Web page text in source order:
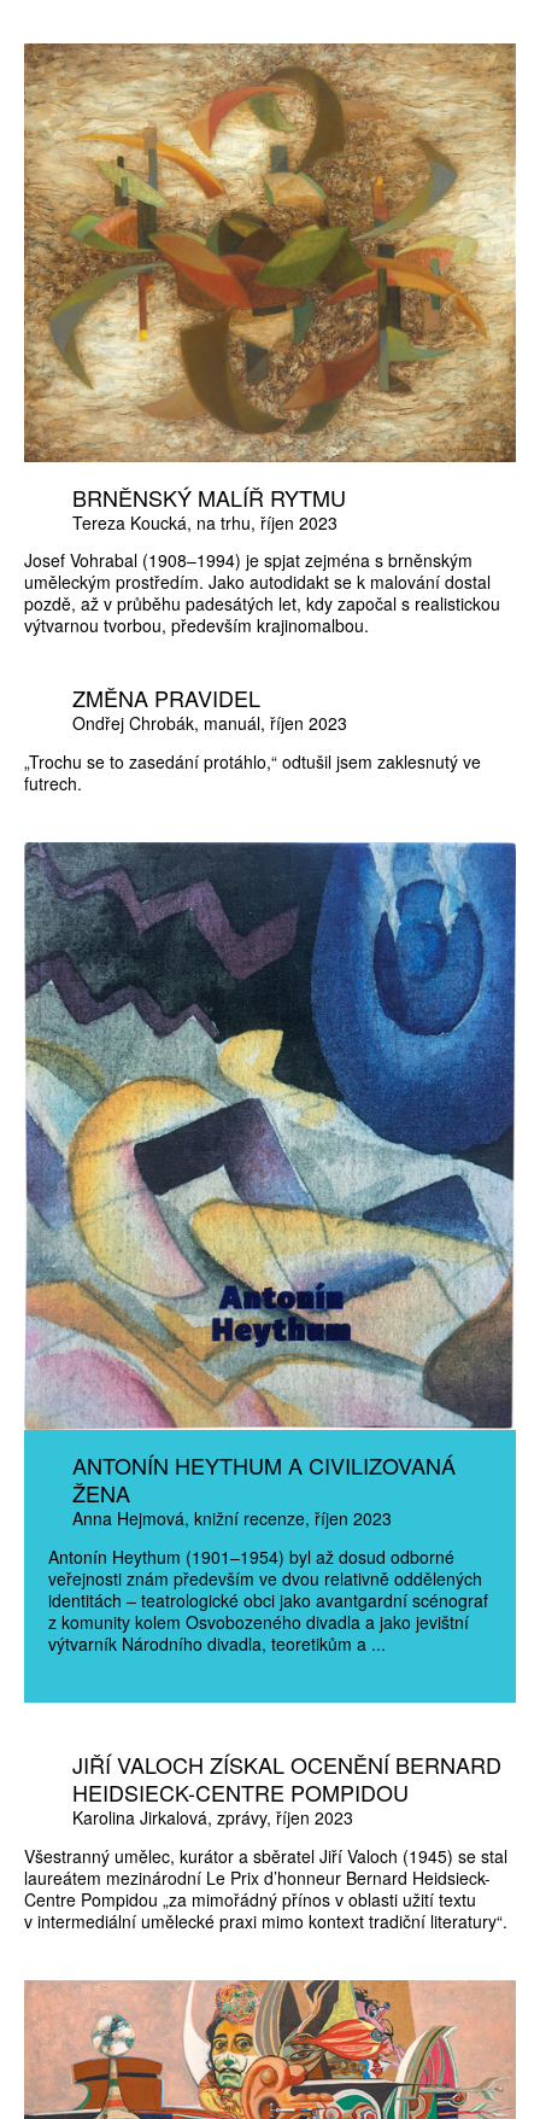
BRNĚNSKÝ MALÍŘ RYTMU
Tereza Koucká na trhu říjen 2023
Josef Vohrabal (1908–1994) je spjat zejména s brněnským
uměleckým prostředím. Jako autodidakt se k malování dostal
pozdě, až v průběhu padesátých let, kdy započal s realistickou
výtvarnou tvorbou, především krajinomalbou.
ZMĚNA PRAVIDEL
Ondřej Chrobák manuál říjen 2023
„Trochu se to zasedání protáhlo,“ odtušil jsem zaklesnutý ve
futrech.
ANTONÍN HEYTHUM A CIVILIZOVANÁ
ŽENA
Anna Hejmová knižní recenze říjen 2023
Antonín Heythum (1901–1954) byl až dosud odborné
veřejnosti znám především ve dvou relativně oddělených
identitách – teatrologické obci jako avantgardní scénograf
z komunity kolem Osvobozeného divadla a jako jevištní
výtvarník Národního divadla, teoretikům a ...
JIŘÍ VALOCH ZÍSKAL OCENĚNÍ BERNARD
HEIDSIECK-CENTRE POMPIDOU
Karolina Jirkalová zprávy říjen 2023
Všestranný umělec, kurátor a sběratel Jiří Valoch (1945) se stal
laureátem mezinárodní Le Prix d’honneur Bernard Heidsieck-
Centre Pompidou „za mimořádný přínos v oblasti užití textu
v intermediální umělecké praxi mimo kontext tradiční literatury“.